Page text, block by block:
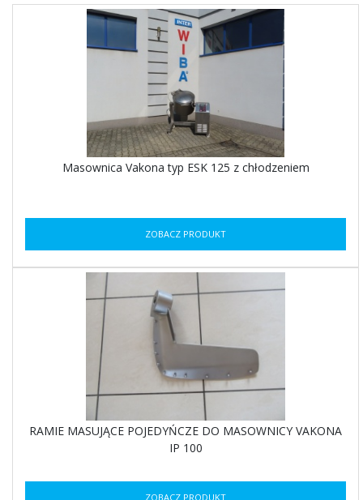
Masownica Vakona typ ESK 125 z chłodzeniem
ZOBACZ PRODUKT
RAMIE MASUJĄCE POJEDYŃCZE DO MASOWNICY VAKONA
IP 100
ZOBACZ PRODUKT